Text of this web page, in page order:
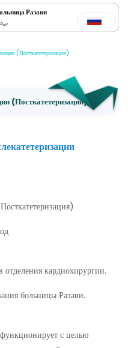
Разави
(Посткатетеризация)
(Посткатетеризация)
кардиохирургии.
больницы Разави.
с целью